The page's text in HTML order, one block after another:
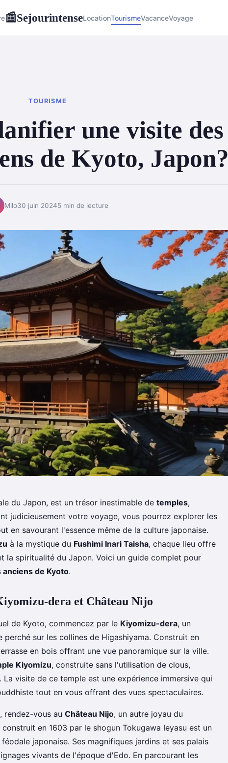
📰SejourintenseLocationTourismeVacanceVoyage
TOURISME
une visite des
de Kyoto, Japon?
Milo30 juin 20245 min de lecture
du Japon, est un trésor inestimable de temples,
judicieusement votre voyage, vous pourrez explorer les
en savourant l'essence même de la culture japonaise.
à la mystique du Fushimi Inari Taisha, chaque lieu offre
la spiritualité du Japon. Voici un guide complet pour
de Kyoto.
dera et Château Nijo
de Kyoto, commencez par le Kiyomizu-dera, un
sur les collines de Higashiyama. Construit en
en bois offrant une vue panoramique sur la ville.
Kiyomizu, construite sans l'utilisation de clous,
visite de ce temple est une expérience immersive qui
tout en vous offrant des vues spectaculaires.
rendez-vous au Château Nijo, un autre joyau du
en 1603 par le shogun Tokugawa Ieyasu est un
japonaise. Ses magnifiques jardins et ses palais
vivants de l'époque d'Edo. En parcourant les